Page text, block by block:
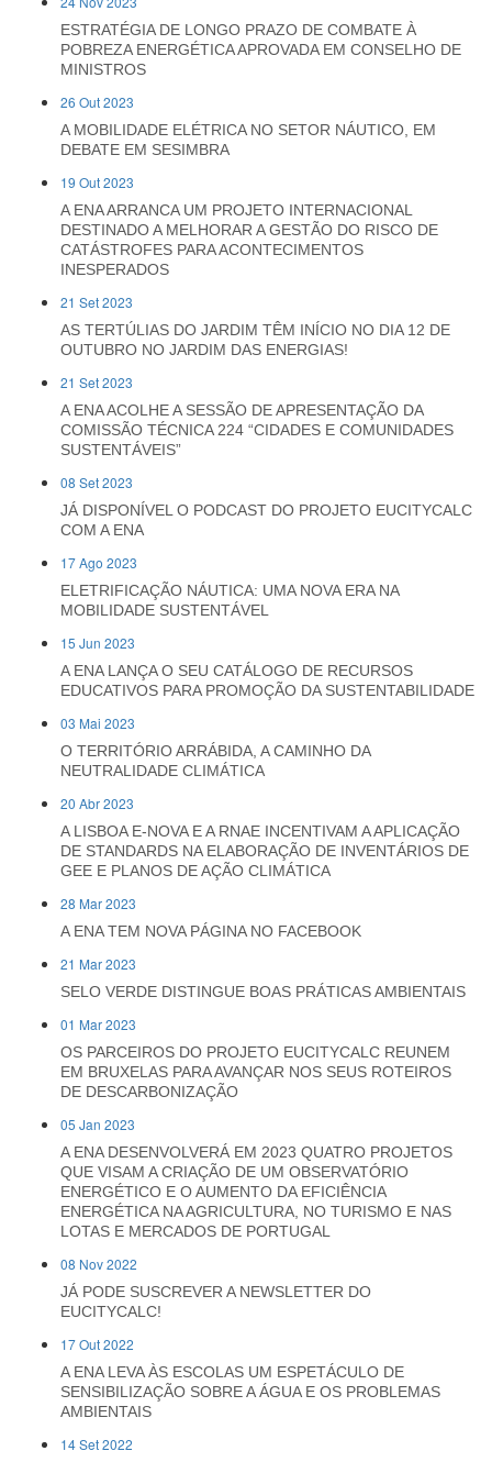
ESTRATÉGIA DE LONGO PRAZO DE COMBATE À
POBREZA ENERGÉTICA APROVADA EM CONSELHO DE
MINISTROS
26 Out 2023
A MOBILIDADE ELÉTRICA NO SETOR NÁUTICO, EM
DEBATE EM SESIMBRA
19 Out 2023
A ENA ARRANCA UM PROJETO INTERNACIONAL
DESTINADO A MELHORAR A GESTÃO DO RISCO DE
CATÁSTROFES PARA ACONTECIMENTOS
INESPERADOS
21 Set 2023
AS TERTÚLIAS DO JARDIM TÊM INÍCIO NO DIA 12 DE
OUTUBRO NO JARDIM DAS ENERGIAS!
21 Set 2023
A ENA ACOLHE A SESSÃO DE APRESENTAÇÃO DA
COMISSÃO TÉCNICA 224 “CIDADES E COMUNIDADES
SUSTENTÁVEIS”
08 Set 2023
JÁ DISPONÍVEL O PODCAST DO PROJETO EUCITYCALC
COM A ENA
17 Ago 2023
ELETRIFICAÇÃO NÁUTICA: UMA NOVA ERA NA
MOBILIDADE SUSTENTÁVEL
15 Jun 2023
A ENA LANÇA O SEU CATÁLOGO DE RECURSOS
EDUCATIVOS PARA PROMOÇÃO DA SUSTENTABILIDADE
03 Mai 2023
O TERRITÓRIO ARRÁBIDA, A CAMINHO DA
NEUTRALIDADE CLIMÁTICA
20 Abr 2023
A LISBOA E-NOVA E A RNAE INCENTIVAM A APLICAÇÃO
DE STANDARDS NA ELABORAÇÃO DE INVENTÁRIOS DE
GEE E PLANOS DE AÇÃO CLIMÁTICA
28 Mar 2023
A ENA TEM NOVA PÁGINA NO FACEBOOK
21 Mar 2023
SELO VERDE DISTINGUE BOAS PRÁTICAS AMBIENTAIS
01 Mar 2023
OS PARCEIROS DO PROJETO EUCITYCALC REUNEM
EM BRUXELAS PARA AVANÇAR NOS SEUS ROTEIROS
DE DESCARBONIZAÇÃO
05 Jan 2023
A ENA DESENVOLVERÁ EM 2023 QUATRO PROJETOS
QUE VISAM A CRIAÇÃO DE UM OBSERVATÓRIO
ENERGÉTICO E O AUMENTO DA EFICIÊNCIA
ENERGÉTICA NA AGRICULTURA, NO TURISMO E NAS
LOTAS E MERCADOS DE PORTUGAL
08 Nov 2022
JÁ PODE SUSCREVER A NEWSLETTER DO
EUCITYCALC!
17 Out 2022
A ENA LEVA ÀS ESCOLAS UM ESPETÁCULO DE
SENSIBILIZAÇÃO SOBRE A ÁGUA E OS PROBLEMAS
AMBIENTAIS
14 Set 2022